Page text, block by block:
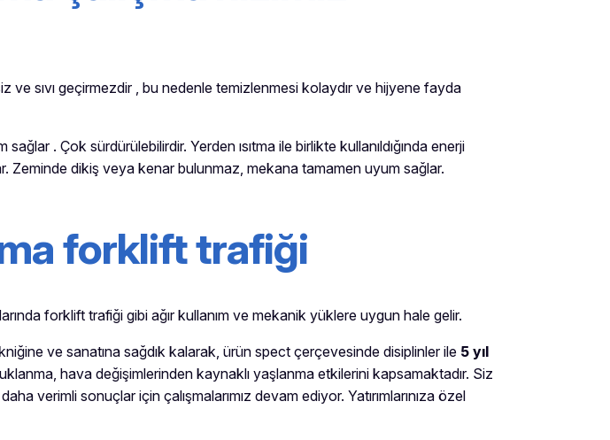
ve sıvı geçirmezdir , bu nedenle temizlenmesi kolaydır ve hijyene fayda
. Çok sürdürülebilirdir. Yerden ısıtma ile birlikte kullanıldığında enerji
dikiş veya kenar bulunmaz, mekana tamamen uyum sağlar.
forklift trafiği
forklift trafiği gibi ağır kullanım ve mekanik yüklere uygun hale gelir.
ve sanatına sağdık kalarak, ürün spect çerçevesinde disiplinler ile 5 yıl
hava değişimlerinden kaynaklı yaşlanma etkilerini kapsamaktadır. Siz
verimli sonuçlar için çalışmalarımız devam ediyor. Yatırımlarınıza özel